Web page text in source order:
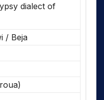
dialect of
/ Beja